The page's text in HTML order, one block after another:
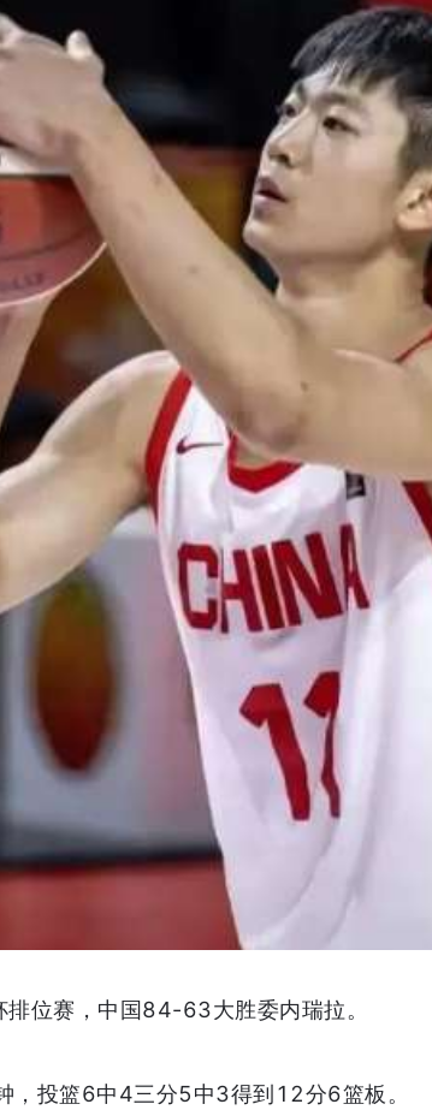
位赛，中国84-63大胜委内瑞拉。
，投篮6中4三分5中3得到12分6篮板。